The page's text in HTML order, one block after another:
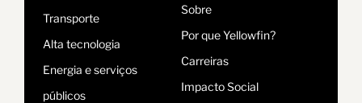
Transporte
Alta tecnologia
Energia e serviços
públicos
Sobre
Por que Yellowfin?
Carreiras
Impacto Social